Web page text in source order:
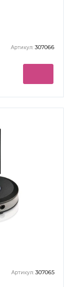
Артикул: 307066
Артикул: 307065